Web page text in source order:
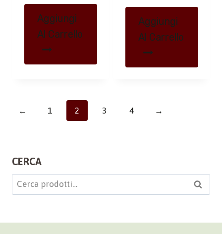
Aggiungi
Al Carrello
Aggiungi
Al Carrello
← 1 2 3 4 →
CERCA
Cerca: Cerca